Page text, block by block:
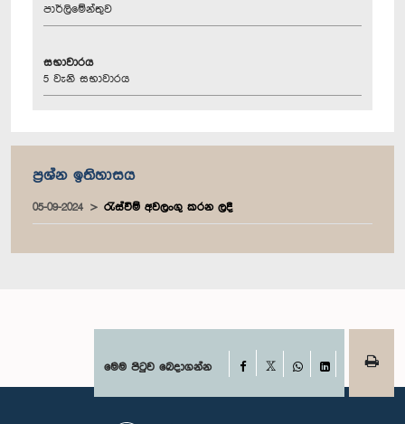
පාර්ලිමේන්තුව
සභාවාරය
5 වැනි සභාවාරය
ප්‍රශ්න ඉතිහාසය
05-09-2024 රැස්වීම් අවලංගු කරන ලදී
මෙම පිටුව බෙදාගන්න Facebook
WhatsAppLinkedIn